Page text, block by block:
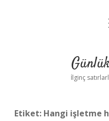
İlginç
Etiket: Hangi işletme